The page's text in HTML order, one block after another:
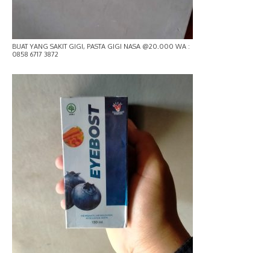
BUAT YANG SAKIT GIGI, PASTA GIGI NASA @20.000 WA :
0858 6717 3872